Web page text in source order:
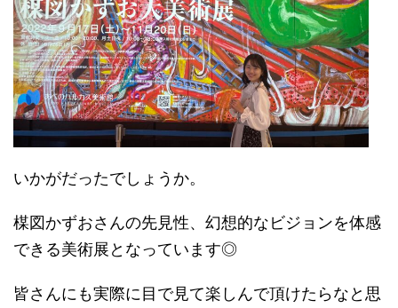
いかがだったでしょうか。
楳図かずおさんの先見性、幻想的なビジョンを体感
できる美術展となっています◎
皆さんにも実際に目で見て楽しんで頂けたらなと思